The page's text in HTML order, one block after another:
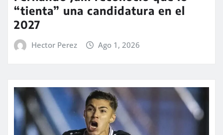
“tienta” una candidatura en el
2027
Hector Perez Ago 1, 2026